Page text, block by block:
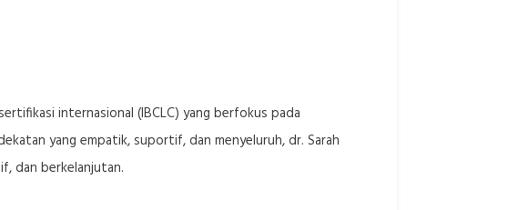
internasional (IBCLC) yang berfokus pada
yang empatik, suportif, dan menyeluruh, dr. Sarah
dan berkelanjutan.